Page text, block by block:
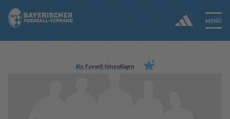
MENÜ
Jetzt einloggen
Als Favorit hinzufügen